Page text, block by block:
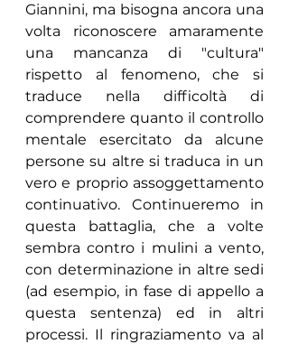
Giannini, ma bisogna ancora una
volta riconoscere amaramente
una mancanza di "cultura"
rispetto al fenomeno, che si
traduce nella difficoltà di
comprendere quanto il controllo
mentale esercitato da alcune
persone su altre si traduca in un
vero e proprio assoggettamento
continuativo. Continueremo in
questa battaglia, che a volte
sembra contro i mulini a vento,
con determinazione in altre sedi
(ad esempio, in fase di appello a
questa sentenza) ed in altri
processi. Il ringraziamento va al